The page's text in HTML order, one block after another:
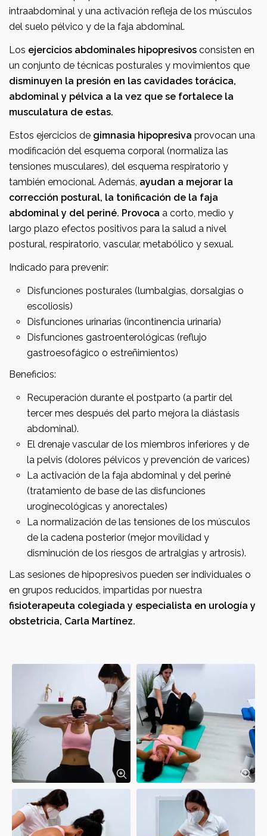
intraabdominal y una activación refleja de los músculos
del suelo pélvico y de la faja abdominal.
Los ejercicios abdominales hipopresivos consisten en
un conjunto de técnicas posturales y movimientos que
disminuyen la presión en las cavidades torácica,
abdominal y pélvica a la vez que se fortalece la
musculatura de estas.
Estos ejercicios de gimnasia hipopresiva provocan una
modificación del esquema corporal (normaliza las
tensiones musculares), del esquema respiratorio y
también emocional. Además, ayudan a mejorar la
corrección postural, la tonificación de la faja
abdominal y del periné. Provoca a corto, medio y
largo plazo efectos positivos para la salud a nivel
postural, respiratorio, vascular, metabólico y sexual.
Indicado para prevenir:
Disfunciones posturales (lumbalgias, dorsalgias o
escoliosis)
Disfunciones urinarias (incontinencia urinaria)
Disfunciones gastroenterológicas (reflujo
gastroesofágico o estreñimientos)
Beneficios:
Recuperación durante el postparto (a partir del
tercer mes después del parto mejora la diástasis
abdominal).
El drenaje vascular de los miembros inferiores y de
la pelvis (dolores pélvicos y prevención de varices)
La activación de la faja abdominal y del periné
(tratamiento de base de las disfunciones
uroginecológicas y anorectales)
La normalización de las tensiones de los músculos
de la cadena posterior (mejor movilidad y
disminución de los riesgos de artralgias y artrosis).
Las sesiones de hipopresivos pueden ser individuales o
en grupos reducidos, impartidas por nuestra
fisioterapeuta colegiada y especialista en urología y
obstetricia, Carla Martínez.